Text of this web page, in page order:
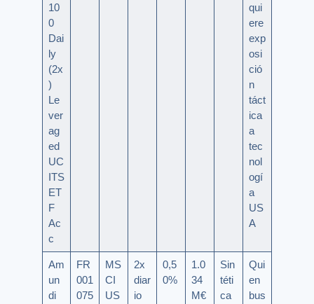
10
0
Dai
ly
(2x
)
Le
ver
ag
ed
UC
ITS
ET
F
Ac
c
qui
ere
exp
osi
ció
n
táct
ica
a
tec
nol
ogí
a
US
A
Am
un
di
FR
001
075
MS
CI
US
2x
diar
io
0,5
0%
1.0
34
M€
Sin
téti
ca
Qui
en
bus